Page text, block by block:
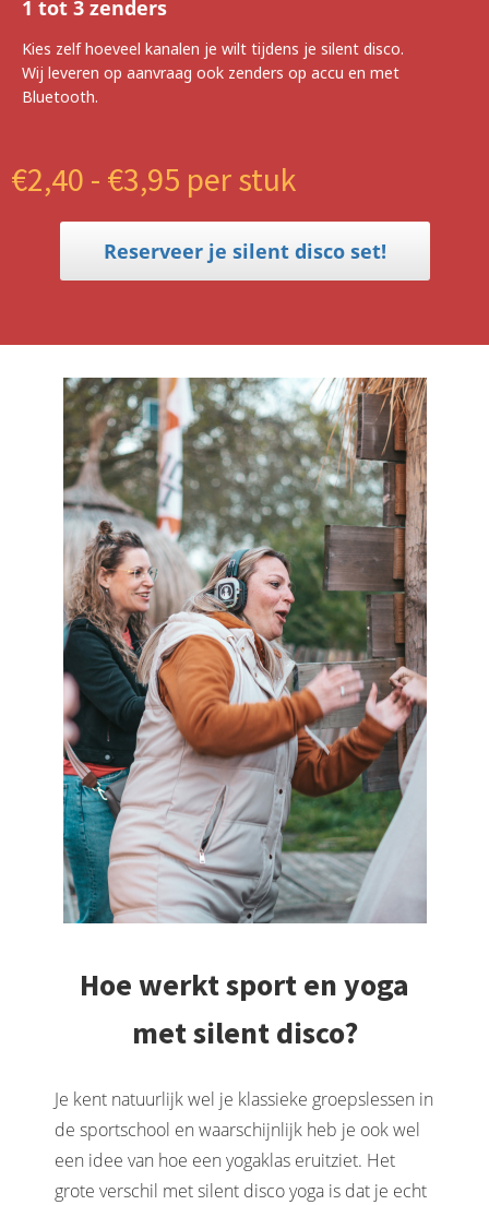
1 tot 3 zenders
Kies zelf hoeveel kanalen je wilt tijdens je silent disco.
Wij leveren op aanvraag ook zenders op accu en met
Bluetooth.
€2,40 - €3,95 per stuk
Reserveer je silent disco set!
Hoe werkt sport en yoga
met silent disco?
Je kent natuurlijk wel je klassieke groepslessen in
de sportschool en waarschijnlijk heb je ook wel
een idee van hoe een yogaklas eruitziet. Het
grote verschil met silent disco yoga is dat je echt